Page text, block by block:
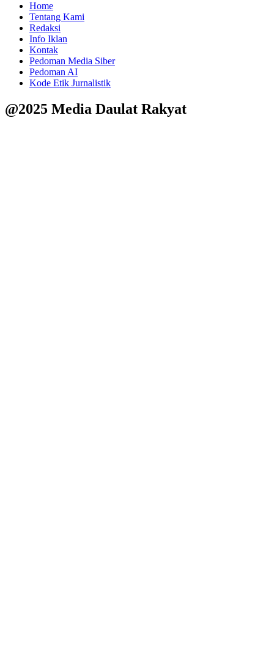
Home
Tentang Kami
Redaksi
Info Iklan
Kontak
Pedoman Media Siber
Pedoman AI
Kode Etik Jurnalistik
@2025 Media Daulat Rakyat